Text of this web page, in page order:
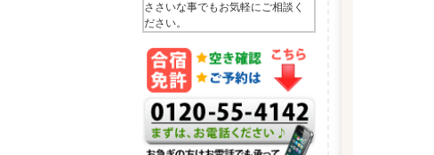
ささいな事でもお気軽にご相談く
ださい。